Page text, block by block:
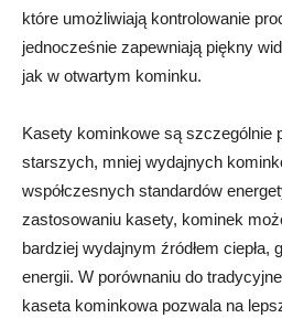
które umożliwiają kontrolowanie
jednocześnie zapewniają piękny
jak w otwartym kominku.
Kasety kominkowe są szczególnie
starszych, mniej wydajnych
współczesnych standardów
zastosowaniu kasety, kominek
bardziej wydajnym źródłem ciepła,
energii. W porównaniu do
kaseta kominkowa pozwala na